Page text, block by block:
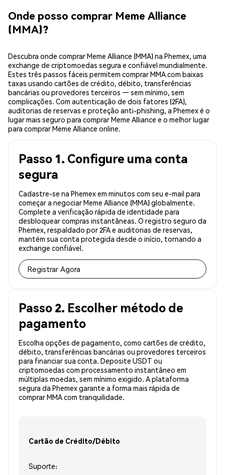
Onde posso comprar Meme Alliance
(MMA)?
Descubra onde comprar Meme Alliance (MMA) na Phemex, uma
exchange de criptomoedas segura e confiável mundialmente.
Estes três passos fáceis permitem comprar MMA com baixas
taxas usando cartões de crédito, débito, transferências
bancárias ou provedores terceiros — sem mínimo, sem
complicações. Com autenticação de dois fatores (2FA),
auditorias de reservas e proteção anti-phishing, a Phemex é o
lugar mais seguro para comprar Meme Alliance e o melhor lugar
para comprar Meme Alliance online.
Passo 1. Configure uma conta
segura
Cadastre-se na Phemex em minutos com seu e-mail para
começar a negociar Meme Alliance (MMA) globalmente.
Complete a verificação rápida de identidade para
desbloquear compras instantâneas. O registro seguro da
Phemex, respaldado por 2FA e auditorias de reservas,
mantém sua conta protegida desde o início, tornando a
exchange confiável.
Registrar Agora
Passo 2. Escolher método de
pagamento
Escolha opções de pagamento, como cartões de crédito,
débito, transferências bancárias ou provedores terceiros
para financiar sua conta. Deposite USDT ou
criptomoedas com processamento instantâneo em
múltiplas moedas, sem mínimo exigido. A plataforma
segura da Phemex garante a forma mais rápida de
comprar MMA com tranquilidade.
Cartão de Crédito/Débito
Suporte: